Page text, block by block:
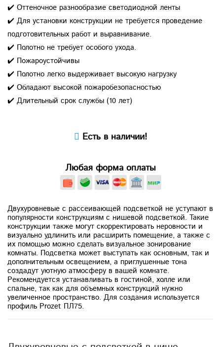
✔️ Оттеночное разнообразие светодиодной ленты
✔️ Для установки конструкции не требуется проведение
подготовительных работ и выравнивание.
✔️ Полотно не требует особого ухода.
✔️ Пожароустойчивы
✔️ Полотно легко выдерживает высокую нагрузку
✔️ Обладают высокой пожаробезопасностью
✔️ Длительный срок службы (10 лет)
Есть в наличии!
Любая форма оплаты
Двухуровневые с рассеивающей подсветкой не уступают в
популярности конструкциям с нишевой подсветкой. Такие
конструкции также могут скорректировать неровности и
визуально удлинить или расширить помещение, а также с
их помощью можно сделать визуальное зонирование
комнаты. Подсветка может выступать как основным, так и
дополнительным освещением, а приглушенные тона
создадут уютную атмосферу в вашей комнате.
Рекомендуется устанавливать в гостиной, холле или
спальне, так как для объемных конструкций нужно
увеличенное пространство. Для создания используется
профиль Prozet ПЛ75.